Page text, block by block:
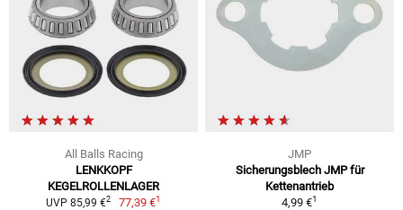
All Balls Racing
LENKKOPF
KEGELROLLENLAGER
UVP 85,99 €2 77,39 €1
JMP
Sicherungsblech JMP für
Kettenantrieb
4,99 €1